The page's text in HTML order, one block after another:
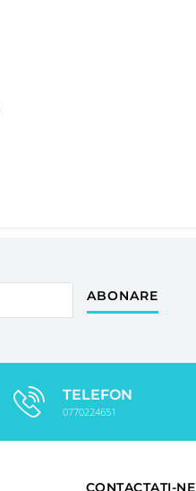
ABONARE
TELEFON
0770224651
CONTACTAȚI-NE